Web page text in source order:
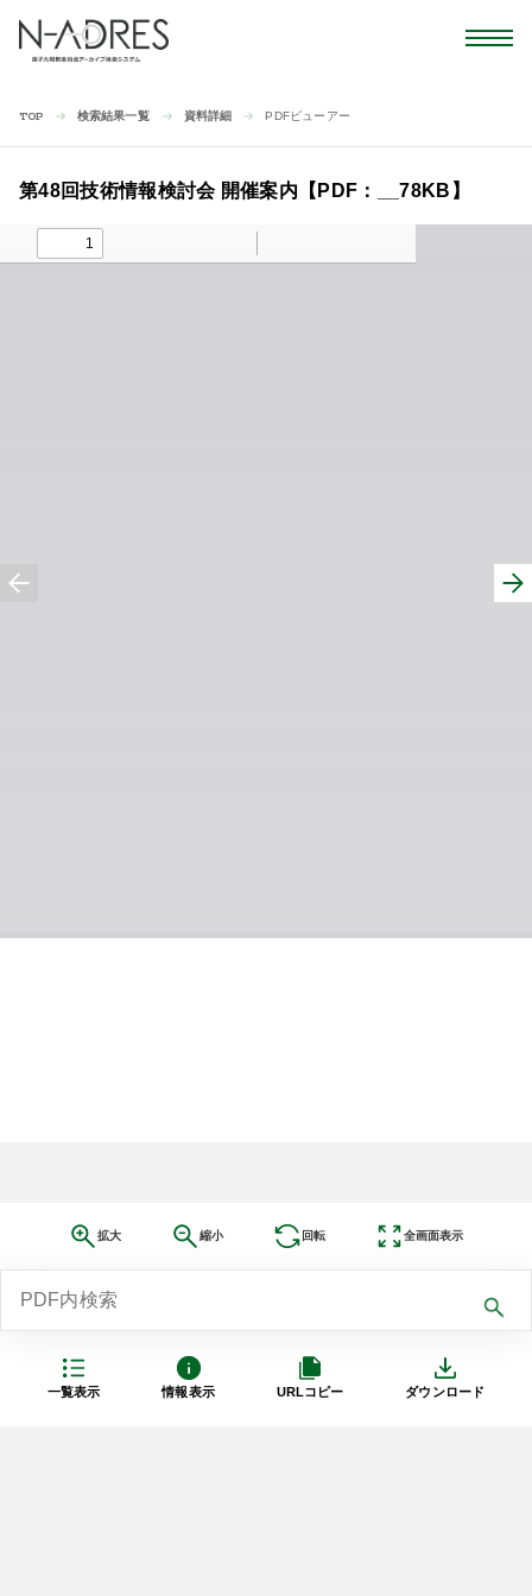
TOP 検索結果一覧 資料詳細 PDFビューアー
一覧表示 情報表示 URLコピー ダウンロード
第48回技術情報検討会 開催案内【PDF：__78KB】
拡大 縮小 回転 全画面表示